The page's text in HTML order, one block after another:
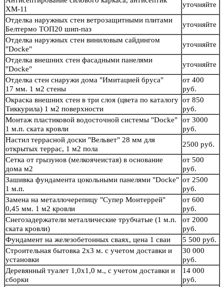
ХМ-11
уточняйте
Отделка наружных стен ветрозащитными плитами
Белтермо ТОП20 шип-паз
уточняйте
Отделка наружных стен виниловым сайдингом
"Docke"
уточняйте
Отделка внешних стен фасадными панелями
"Docke"
уточняйте
Отделка стен снаружи дома "Имитацией бруса"
17 мм. 1 м2 стены
от 400
руб.
Окраска внешних стен в три слоя (цвета по каталогу
Тиккурила) 1 м2 поверхности
от 850
руб.
Монтаж пластиковой водосточной системы "Docke"
1 м.п. ската кровли
от 3000
руб.
Настил террасной доски "Вельвет" 28 мм для
открытых террас, 1 м2 пола
2500 руб.
Сетка от грызунов (мелкоячеистая) в основание
дома м2
от 500
руб.
Зашивка фундамента цокольными панелями "Docke"
1 м.п.
от 2500
руб.
Замена на металлочерепицу "Супер Монтеррей"
0,45 мм. 1 м2 кровли
от 600
руб.
Снегозадержатели металлические трубчатые (1 м.п.
ската кровли)
от 2000
руб.
Фундамент на железобетонных сваях, цена 1 сваи
5 500 руб.
Строительная бытовка 2х3 м. с учетом доставки и
установки
30 000
руб.
Деревянный туалет 1,0х1,0 м., с учетом доставки и
сборки
14 000
руб.